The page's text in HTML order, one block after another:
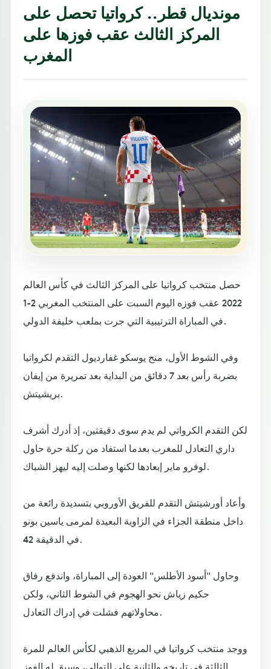
مونديال قطر.. كرواتيا تحصل على
المركز الثالث عقب فوزها على
المغرب
حصل منتخب كرواتيا على المركز الثالث في كأس العالم
2022 عقب فوزه اليوم السبت على المنتخب المغربي 2-1
في المباراة الترتيبية التي جرت بملعب خليفة الدولي.
وفي الشوط الأول، منح يوسكو غفارديول التقدم لكرواتيا
بضربة رأس بعد 7 دقائق من البداية بعد تمريرة من إيفان
بريشيتش.
لكن التقدم الكرواتي لم يدم سوى دقيقتين، إذ أدرك أشرف
داري التعادل للمغرب بعدما استفاد من ركلة حرة حاول
لوفرو ماير إبعادها لكنها وصلت إليه ليهز الشباك.
وأعاد أورشيتش التقدم للفريق الأوروبي بتسديدة رائعة من
داخل منطقة الجزاء في الزاوية البعيدة لمرمى ياسين بونو
في الدقيقة 42.
وحاول "أسود الأطلس" العودة إلى المباراة، واندفع رفاق
حكيم زياش نحو الهجوم في الشوط الثاني، ولكن
محاولاتهم فشلت في إدراك التعادل.
ووجد منتخب كرواتيا في المربع الذهبي لكأس العالم للمرة
الثالثة في تاريخه والثانية على التوالي، وسبق له الفوز